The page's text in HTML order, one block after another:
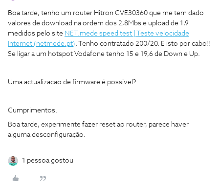
Boa tarde, tenho um router Hitron CVE30360 que me tem dado
valores de download na ordem dos 2,8Mbs e upload de 1,9
medidos pelo site NET.mede speed test | Teste velocidade
Internet (netmede.pt). Tenho contratado 200/20. E isto por cabo!!
Se ligar a um hotspot Vodafone tenho 15 e 19,6 de Down e Up.
Uma actualizacao de firmware é possivel?
Cumprimentos.
Boa tarde, experimente fazer reset ao router, parece haver
alguma desconfiguração.
1 pessoa gostou